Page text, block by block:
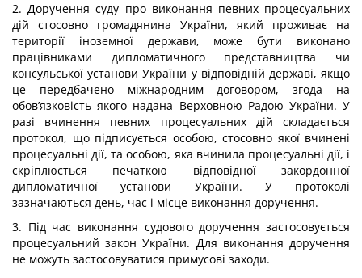
2. Доручення суду про виконання певних процесуальних
дій стосовно громадянина України, який проживає на
території іноземної держави, може бути виконано
працівниками дипломатичного представництва чи
консульської установи України у відповідній державі, якщо
це передбачено міжнародним договором, згода на
обов’язковість якого надана Верховною Радою України. У
разі вчинення певних процесуальних дій складається
протокол, що підписується особою, стосовно якої вчинені
процесуальні дії, та особою, яка вчинила процесуальні дії, і
скріплюється печаткою відповідної закордонної
дипломатичної установи України. У протоколі
зазначаються день, час і місце виконання доручення.
3. Під час виконання судового доручення застосовується
процесуальний закон України. Для виконання доручення
не можуть застосовуватися примусові заходи.